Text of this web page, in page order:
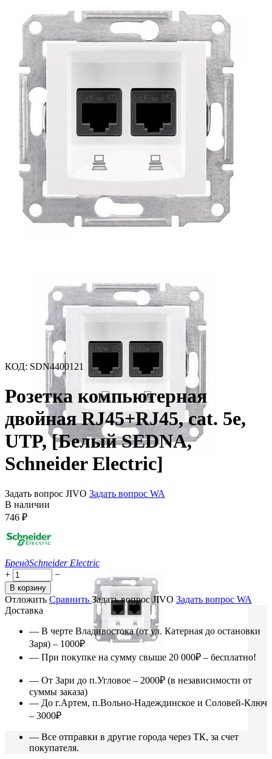
КОД: SDN4400121
Розетка компьютерная
двойная RJ45+RJ45, cat. 5e,
UTP, [Белый SEDNA,
Schneider Electric]
Задать вопрос JIVO Задать вопрос WA
В наличии
746 ₽
БрендSchneider Electric
+
−
В корзину
Отложить Сравнить Задать вопрос JIVO Задать вопрос WA
Доставка
— В черте Владивостока (от ул. Катерная до остановки
Заря) – 1000₽
— При покупке на сумму свыше 20 000₽ – бесплатно!
— От Зари до п.Угловое – 2000₽ (в независимости от
суммы заказа)
— До г.Артем, п.Вольно-Надеждинское и Соловей-Ключ
– 3000₽
— Все отправки в другие города через ТК, за счет
покупателя.